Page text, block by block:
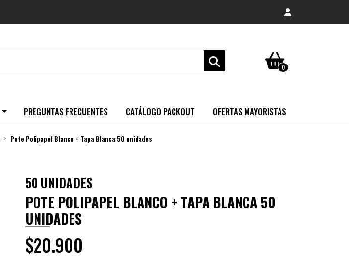
0
PREGUNTAS FRECUENTES CATÁLOGO PACKOUT OFERTAS MAYORISTAS
Pote Polipapel Blanco + Tapa Blanca 50 unidades
50 UNIDADES
POTE POLIPAPEL BLANCO + TAPA BLANCA 50
UNIDADES
$20.900